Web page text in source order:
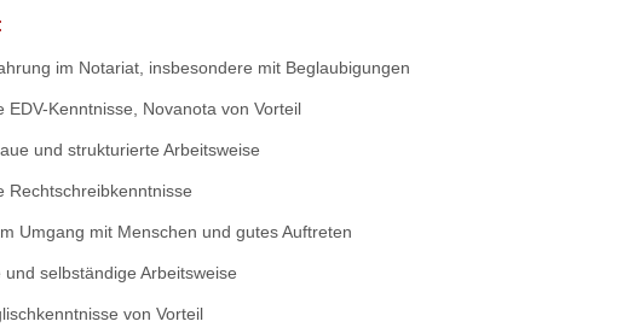
im Notariat, insbesondere mit Beglaubigungen
EDV-Kenntnisse, Novanota von Vorteil
und strukturierte Arbeitsweise
Rechtschreibkenntnisse
Umgang mit Menschen und gutes Auftreten
und selbständige Arbeitsweise
von Vorteil